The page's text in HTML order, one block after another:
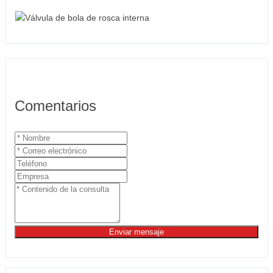
Comentarios
Enviar mensaje